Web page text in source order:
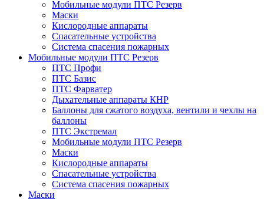
Мобильные модули ПТС Резерв
Маски
Кислородные аппараты
Спасательные устройства
Система спасения пожарных
Мобильные модули ПТС Резерв
ПТС Профи
ПТС Базис
ПТС Фарватер
Дыхательные аппараты КНР
Баллоны для сжатого воздуха, вентили и чехлы на
баллоны
ПТС Экстремал
Мобильные модули ПТС Резерв
Маски
Кислородные аппараты
Спасательные устройства
Система спасения пожарных
Маски